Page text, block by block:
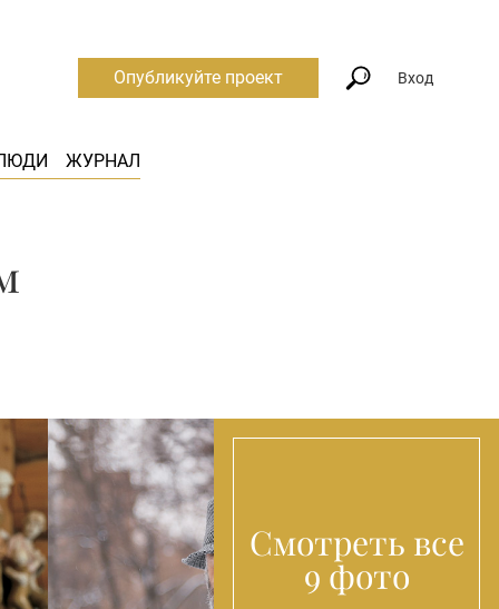
ЖУРНАЛ
Опубликуйте проект Вход
Смотреть все
9 фото